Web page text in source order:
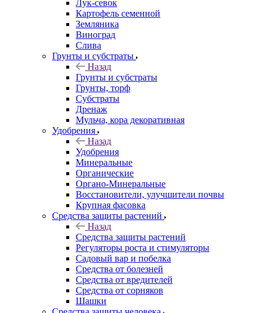
Лук-севок
Картофель семенной
Земляника
Виноград
Слива
Грунты и субстраты
Назад
Грунты и субстраты
Грунты, торф
Субстраты
Дренаж
Мульча, кора декоративная
Удобрения
Назад
Удобрения
Минеральные
Органические
Органо-Минеральные
Восстановители, улучшители почвы
Крупная фасовка
Средства защиты растений
Назад
Средства защиты растений
Регуляторы роста и стимуляторы
Садовый вар и побелка
Средства от болезней
Средства от вредителей
Средства от сорняков
Шашки